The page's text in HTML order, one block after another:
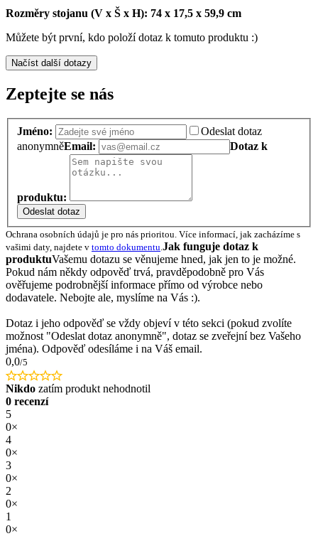
Rozměry stojanu (V x Š x H): 74 x 17,5 x 59,9 cm
Můžete být první, kdo položí dotaz k tomuto produktu :)
Načíst další dotazy
Zeptejte se nás
Jméno:
Odeslat dotaz
anonymněEmail: Dotaz k
produktu:
Odeslat dotaz
Ochrana osobních údajů je pro nás prioritou. Více informací, jak zacházíme s
vašimi daty, najdete v tomto dokumentu Jak funguje dotaz k
produktuVašemu dotazu se věnujeme hned, jak jen to je možné.
Pokud nám někdy odpověď trvá, pravděpodobně pro Vás
ověřujeme podrobnější informace přímo od výrobce nebo
dodavatele. Nebojte ale, myslíme na Vás :).
Dotaz i jeho odpověď se vždy objeví v této sekci (pokud zvolíte
možnost "Odeslat dotaz anonymně", dotaz se zveřejní bez Vašeho
jména). Odpověď odesíláme i na Váš email.
0,0/5
Nikdo zatím produkt nehodnotil
0 recenzí
5
0×
4
0×
3
0×
2
0×
1
0×